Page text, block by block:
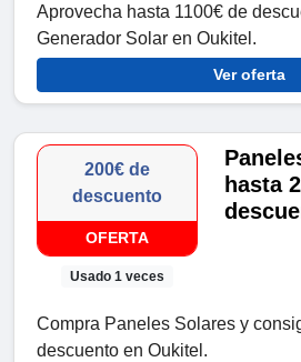
Aprovecha hasta 1100€ de
Generador Solar en Oukitel.
Ver oferta
200€ de
descuento
OFERTA
Usado 1 veces
hasta
Compra Paneles Solares y
descuento en Oukitel.